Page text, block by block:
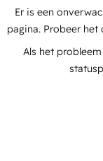
Er is een
pagina. Probeer
Als het